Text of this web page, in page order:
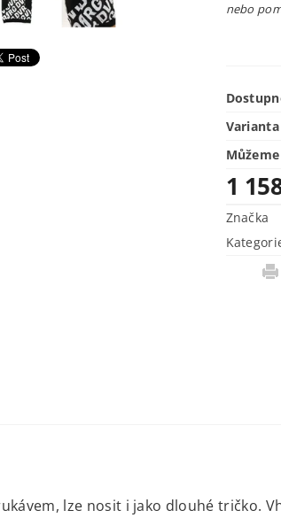
nebo
Varianta
1
Značka
lze nosit i jako dlouhé tričko.